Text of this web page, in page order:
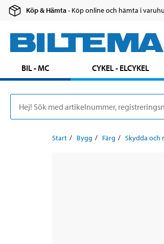
Köp & Hämta- Köp online och hämta i
BIL - MC CYKEL - ELCYKEL
Start Bygg Färg Skydda och